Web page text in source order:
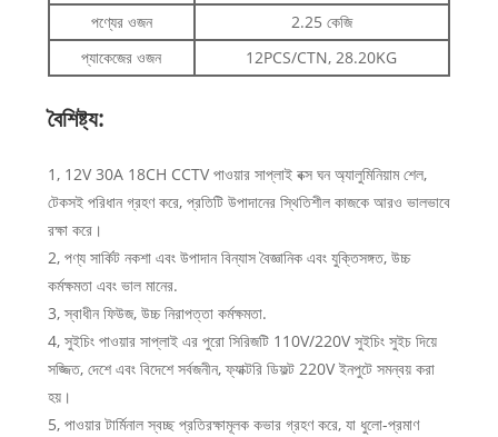
পণ্যের ওজন
2.25 কেজি
প্যাকেজের ওজন
12PCS/CTN, 28.20KG
বৈশিষ্ট্য:
1, 12V 30A 18CH CCTV পাওয়ার সাপ্লাই বক্স ঘন অ্যালুমিনিয়াম শেল,
টেকসই পরিধান গ্রহণ করে, প্রতিটি উপাদানের স্থিতিশীল কাজকে আরও ভালভাবে
রক্ষা করে।
2, পণ্য সার্কিট নকশা এবং উপাদান বিন্যাস বৈজ্ঞানিক এবং যুক্তিসঙ্গত, উচ্চ
কর্মক্ষমতা এবং ভাল মানের.
3, স্বাধীন ফিউজ, উচ্চ নিরাপত্তা কর্মক্ষমতা.
4, সুইচিং পাওয়ার সাপ্লাই এর পুরো সিরিজটি 110V/220V সুইচিং সুইচ দিয়ে
সজ্জিত, দেশে এবং বিদেশে সর্বজনীন, ফ্যাক্টরি ডিফল্ট 220V ইনপুটে সমন্বয় করা
হয়।
5, পাওয়ার টার্মিনাল স্বচ্ছ প্রতিরক্ষামূলক কভার গ্রহণ করে, যা ধুলো-প্রমাণ